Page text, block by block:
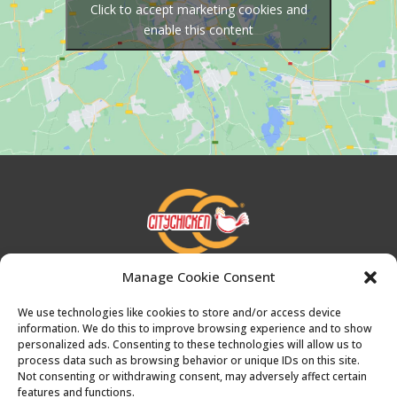
Manage Cookie Consent
We use technologies like cookies to store and/or access device
information. We do this to improve browsing experience and to show
personalized ads. Consenting to these technologies will allow us to
process data such as browsing behavior or unique IDs on this site.
Not consenting or withdrawing consent, may adversely affect certain
features and functions.
Click to accept marketing cookies and
enable this content
City Chicken – Das Original seit 1996
info@citychickendasoriginal.com